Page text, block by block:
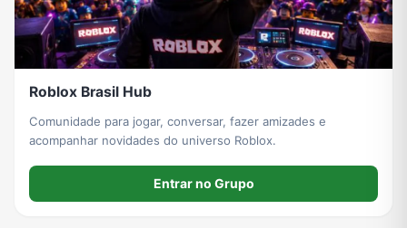
Roblox Brasil Hub
Comunidade para jogar, conversar, fazer amizades e
acompanhar novidades do universo Roblox.
Entrar no Grupo